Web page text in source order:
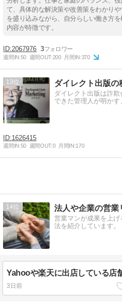
て、具体的な解決策や改善策をわかり
を盛り込みながら、自分らしい働き方
内容が特徴です。
2067976 3
週間IN:50 週間OUT:200 月間IN:370
13 ダイレクト出版の
ダイレクト出版は詐
できた管理人が明か
1626415
週間IN:50 週間OUT:0 月間IN:170
14 法人や企業の営業
営業マンが成果を上
法を紹介しています。
3日前